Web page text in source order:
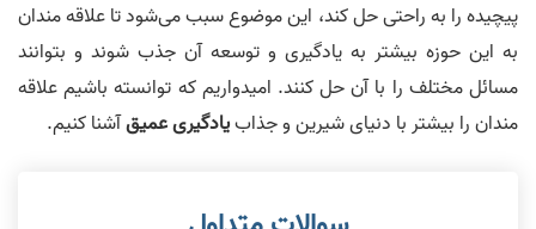
پیچیده را به راحتی حل کند، این موضوع سبب می‌شود تا علاقه مندان
به این حوزه بیشتر به یادگیری و توسعه آن جذب شوند و بتوانند
مسائل مختلف را با آن حل کنند. امیدواریم که توانسته باشیم علاقه
مندان را بیشتر با دنیای شیرین و جذابیادگیری عمیقآشنا کنیم.